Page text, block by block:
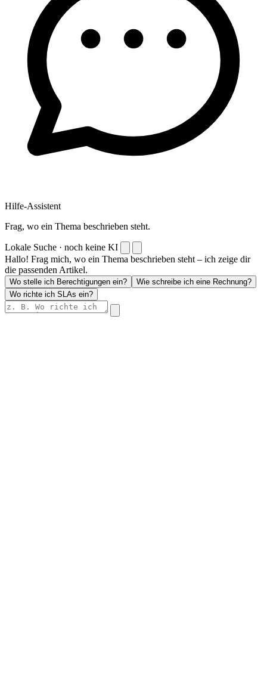
Hilfe-Assistent
Frag, wo ein Thema beschrieben steht.
Lokale Suche · noch keine KI
Hallo! Frag mich, wo ein Thema beschrieben steht – ich zeige dir
die passenden Artikel.
Wo stelle ich Berechtigungen ein?
Wie schreibe ich eine Rechnung?
Wo richte ich SLAs ein?